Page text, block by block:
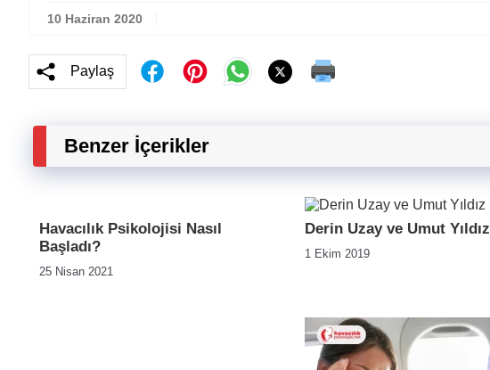
10 Haziran 2020
Paylaş
Benzer İçerikler
Havacılık Psikolojisi Nasıl
Başladı?
25 Nisan 2021
Derin Uzay ve Umut Yıldız
1 Ekim 2019